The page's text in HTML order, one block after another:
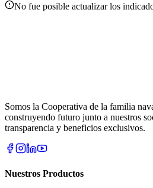
No fue posible actualizar los
Somos la Cooperativa de la familia
construyendo futuro junto a nuestros
transparencia y beneficios exclusivos.
Nuestros Productos